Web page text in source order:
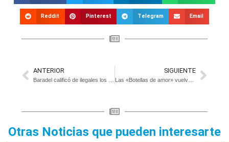
Reddit Pinterest Telegram Email
ANTERIOR SIGUIENTE
Las «Botellas de amor» vuelven a la sociedad en bancos de plaza
Otras Noticias que pueden interesarte